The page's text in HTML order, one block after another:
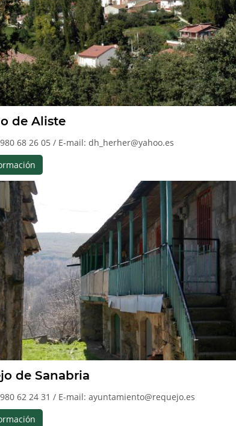
de Aliste
68 26 05 / E-mail: dh_herher@yahoo.es
de Sanabria
62 24 31 / E-mail: ayuntamiento@requejo.es